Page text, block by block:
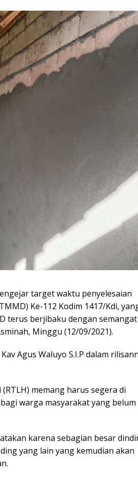
target waktu penyelesaian
Ke-112 Kodim 1417/Kdi,
terus berjibaku dengan semangat
Minggu (12/09/2021).
Agus Waluyo S.I.P dalam
memang harus segera di
warga masyarakat yang belum
karena sebagian besar
yang lain yang kemudian akan